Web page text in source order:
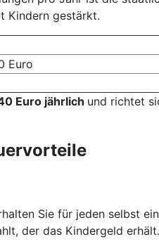
Kindern gestärkt.
Euro
Euro jährlich und richtet
Sie für jeden selbst
der das Kindergeld erhält.